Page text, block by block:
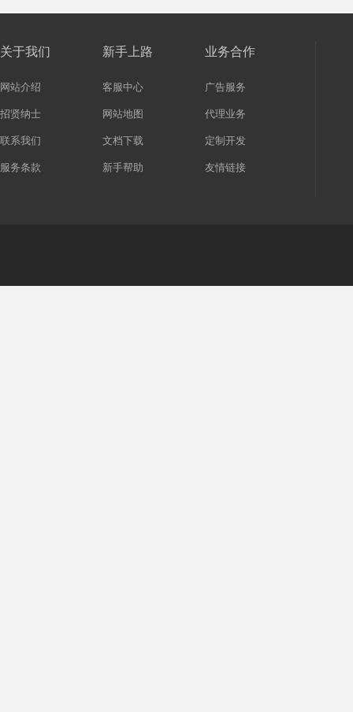
关于我们
网站介绍
招贤纳士
联系我们
服务条款
新手上路
客服中心
网站地图
文档下载
新手帮助
业务合作
广告服务
代理业务
定制开发
友情链接